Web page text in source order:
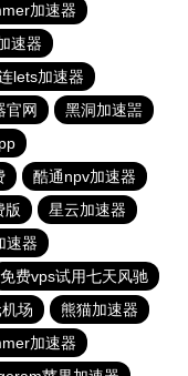
加速器
速器
lets加速器
官网
黑洞加速噐
酷通npv加速器
版
星云加速器
速器
免费vps试用七天风驰
场
熊猫加速器
加速器